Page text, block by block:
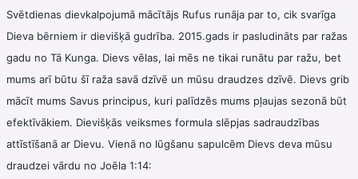
Svētdienas dievkalpojumā mācītājs Rufus runāja par to, cik svarīga
Dieva bērniem ir dievišķā gudrība. 2015.gads ir pasludināts par ražas
gadu no Tā Kunga. Dievs vēlas, lai mēs ne tikai runātu par ražu, bet
mums arī būtu šī raža savā dzīvē un mūsu draudzes dzīvē. Dievs grib
mācīt mums Savus principus, kuri palīdzēs mums pļaujas sezonā būt
efektīvākiem. Dievišķās veiksmes formula slēpjas sadraudzības
attīstīšanā ar Dievu. Vienā no lūgšanu sapulcēm Dievs deva mūsu
draudzei vārdu no Joēla 1:14: